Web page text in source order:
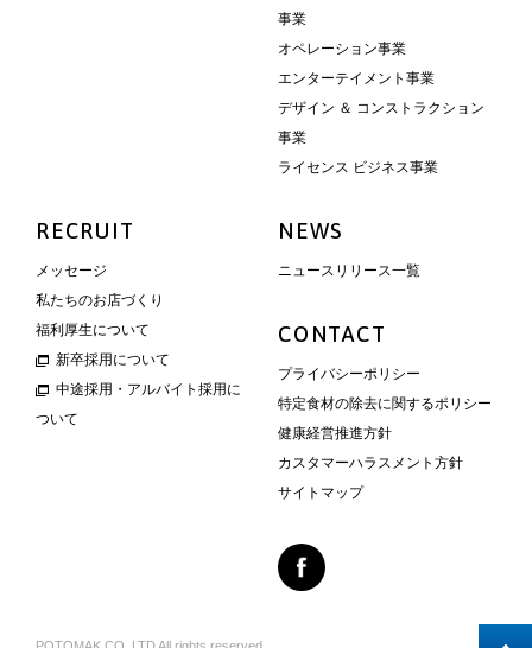
事業
オペレーション事業
エンターテイメント事業
デザイン ＆ コンストラクション
事業
ライセンス ビジネス事業
RECRUIT
メッセージ
私たちのお店づくり
福利厚生について
新卒採用について
中途採用・アルバイト採用に
ついて
NEWS
ニュースリリース一覧
CONTACT
プライバシーポリシー
特定食材の除去に関するポリシー
健康経営推進方針
カスタマーハラスメント方針
サイトマップ